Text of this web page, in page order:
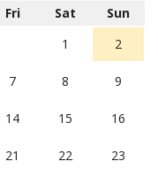
Fri Sat
Sun
1
2
7 8 9
14 15 16
21 22 23